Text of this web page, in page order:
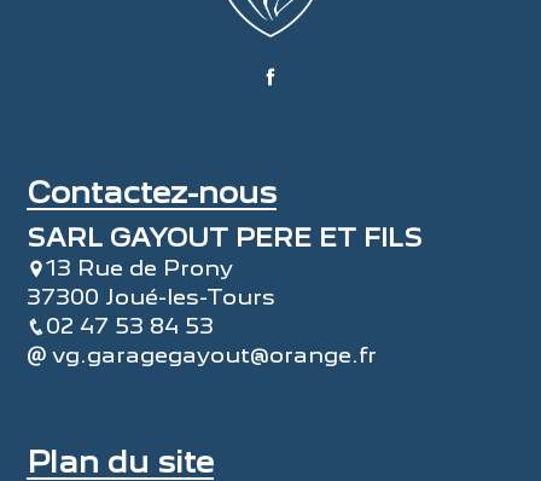
Contactez-nous
SARL GAYOUT PERE ET FILS
13 Rue de Prony
37300 Joué-les-Tours
02 47 53 84 53
vg.garagegayout@orange.fr
Plan du site